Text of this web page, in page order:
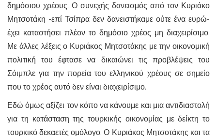
δημόσιου χρέους. Ο συνεχής δανεισμός από τον Κυριάκο
Μητσοτάκη -επί Τσίπρα δεν δανειστήκαμε ούτε ένα ευρώ-
έχει καταστήσει πλέον το δημόσιο χρέος μη διαχειρίσιμο.
Με άλλες λέξεις ο Κυριάκος Μητσοτάκης με την οικονομική
πολιτική του έφτασε να δικαιώνει τις προβλέψεις του
Σόιμπλε για την πορεία του ελληνικού χρέους σε σημείο
που το χρέος αυτό δεν είναι διαχειρίσιμο.
Εδώ όμως αξίζει τον κόπο να κάνουμε και μια αντιδιαστολή
για τη κατάσταση της τουρκικής οικονομίας με δείκτη το
τουρκικό δεκαετές ομόλογο. Ο Κυριάκος Μητσοτάκης και τα